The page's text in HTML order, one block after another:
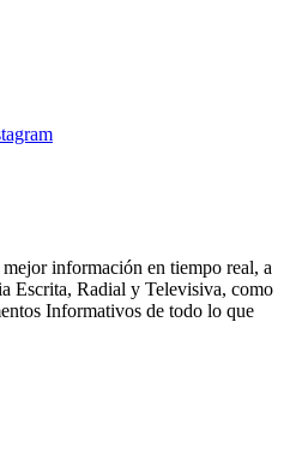
información en tiempo real, a
Escrita, Radial y Televisiva, como
Informativos de todo lo que